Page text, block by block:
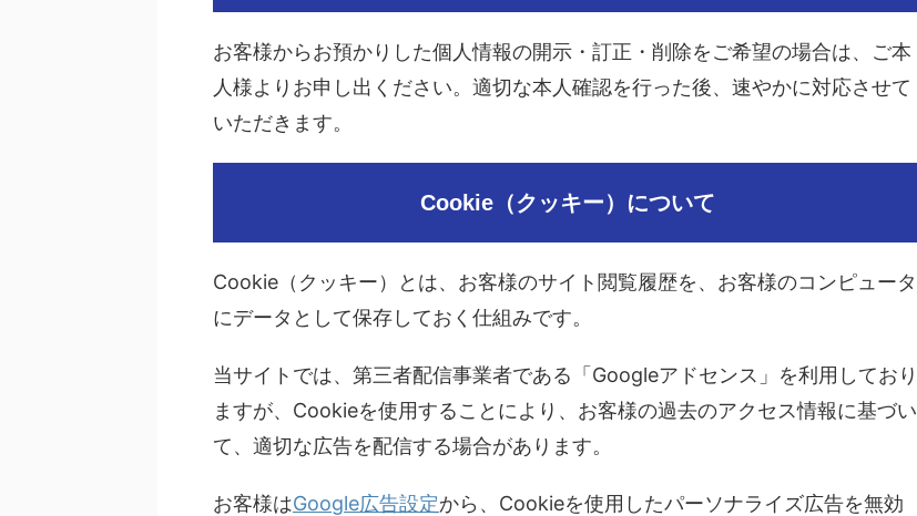
お客様からお預かりした個人情報の開示・訂正・削除をご希望の場合は、ご本
人様よりお申し出ください。適切な本人確認を行った後、速やかに対応させて
いただきます。
Cookie（クッキー）について
Cookie（クッキー）とは、お客様のサイト閲覧履歴を、お客様のコンピュータ
にデータとして保存しておく仕組みです。
当サイトでは、第三者配信事業者である「Googleアドセンス」を利用しており
ますが、Cookieを使用することにより、お客様の過去のアクセス情報に基づい
て、適切な広告を配信する場合があります。
お客様はGoogle広告設定から、Cookieを使用したパーソナライズ広告を無効